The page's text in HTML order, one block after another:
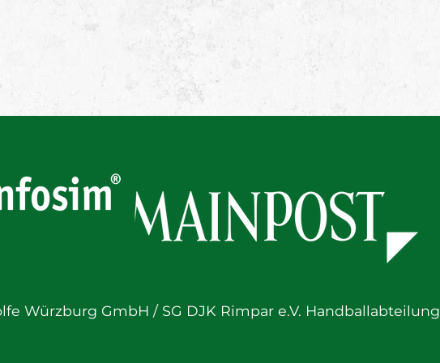
Würzburg GmbH / SG DJK Rimpar e.V. Handballabteilung